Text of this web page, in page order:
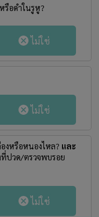
รือดำในรูหู?
งหรือหนองไหล? และ
ที่ปวด/ตรวจพบรอย